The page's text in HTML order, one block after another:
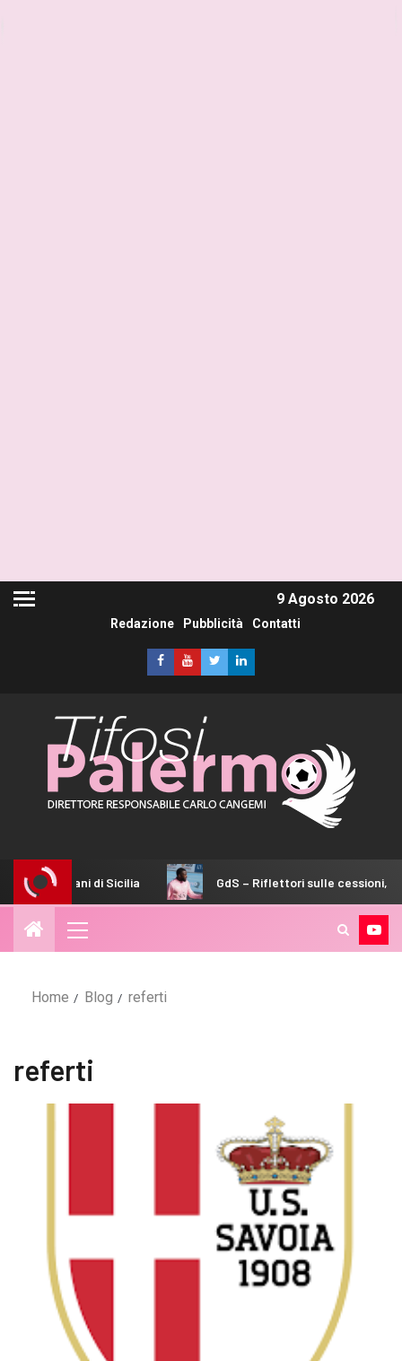
9 Agosto 2026
Redazione Pubblicità Contatti
australiani di Sicilia GdS – Riflettori sulle cessioni,
Home Blog referti
referti